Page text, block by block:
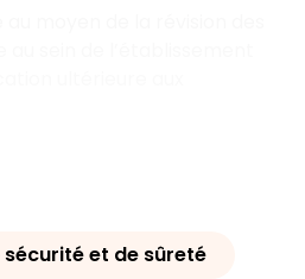
sécurité et de sûreté